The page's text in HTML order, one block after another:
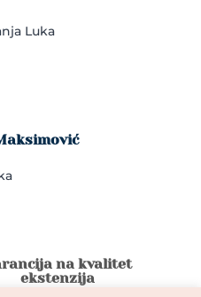
Luka
na kvalitet
ekstenzija